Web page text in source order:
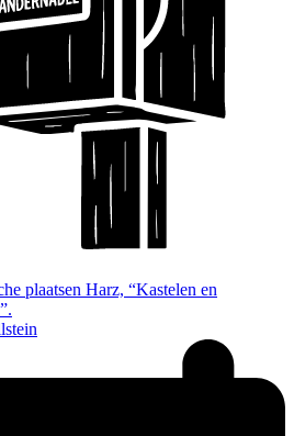
plaatsen Harz, “Kastelen en